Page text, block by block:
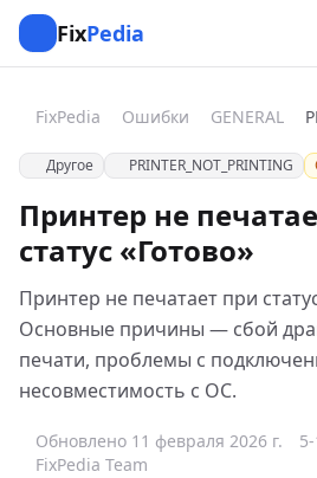
FixPedia
FixPedia Ошибки GENERAL
Другое PRINTER_NOT_PRINTING
Принтер не
статус «Готово»
Принтер не печатает при
Основные причины — сбой
печати, проблемы с
несовместимость с ОС.
Обновлено 11 февраля 2026 г.
FixPedia Team